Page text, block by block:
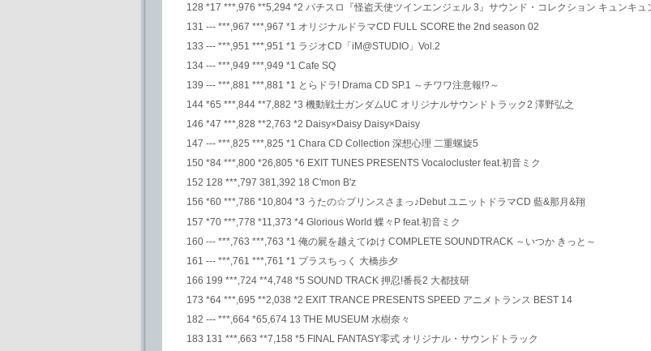
128 *17 ***,976 **5,294 *2 パチスロ『怪盗天使ツインエンジェル 3』サウンド・コレクション キュンキ
131 --- ***,967 ***,967 *1 オリジナルドラマCD FULL SCORE the 2nd season 02
133 --- ***,951 ***,951 *1 ラジオCD「iM@STUDIO」Vol.2
134 --- ***,949 ***,949 *1 Cafe SQ
139 --- ***,881 ***,881 *1 とらドラ! Drama CD SP.1 ～チワワ注意報!?～
144 *65 ***,844 **7,882 *3 機動戦士ガンダムUC オリジナルサウンドトラック2 澤野弘之
146 *47 ***,828 **2,763 *2 Daisy×Daisy Daisy×Daisy
147 --- ***,825 ***,825 *1 Chara CD Collection 深想心理 二重螺旋5
150 *84 ***,800 *26,805 *6 EXIT TUNES PRESENTS Vocalocluster feat.初音ミク
152 128 ***,797 381,392 18 C'mon B'z
156 *60 ***,786 *10,804 *3 うたの☆プリンスさまっ♪Debut ユニットドラマCD 藍&那月&翔
157 *70 ***,778 *11,373 *4 Glorious World 蝶々P feat.初音ミク
160 --- ***,763 ***,763 *1 俺の屍を越えてゆけ COMPLETE SOUNDTRACK ～いつか きっと～
161 --- ***,761 ***,761 *1 プラスちっく 大橋歩夕
166 199 ***,724 **4,748 *5 SOUND TRACK 押忍!番長2 大都技研
173 *64 ***,695 **2,038 *2 EXIT TRANCE PRESENTS SPEED アニメトランス BEST 14
182 --- ***,664 *65,674 13 THE MUSEUM 水樹奈々
183 131 ***,663 **7,158 *5 FINAL FANTASY零式 オリジナル・サウンドトラック